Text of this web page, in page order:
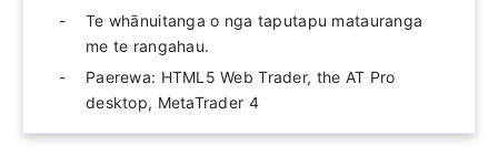
Te whānuitanga o nga taputapu matauranga
me te rangahau.
Paerewa: HTML5 Web Trader, the AT Pro
desktop, MetaTrader 4